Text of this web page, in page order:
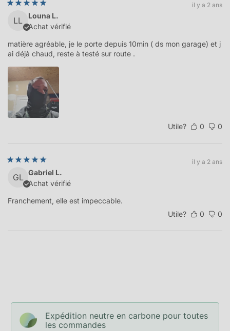
il y a 2 ans
LL
Louna L.
Achat vérifié
matière agréable, je le porte depuis 10min ( ds mon garage) et j
ai déjà chaud, reste à testé sur route .
Utile? 0 0
il y a 2 ans
GL
Gabriel L.
Achat vérifié
Franchement, elle est impeccable.
Utile?
0 0
Expédition neutre en carbone pour toutes
les commandes